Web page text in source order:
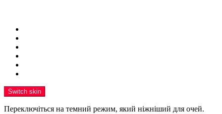
Switch skin
Переключіться на темний режим, який ніжніший для очей.